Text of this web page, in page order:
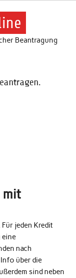
Beantragung
jeden Kredit
eine
nach
über die
sind neben